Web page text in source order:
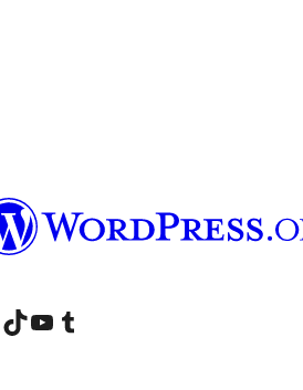
અમારા TikTok એકાઉન્ટની મુલાકાત લોઅમારી YouTube ચેનલની મુલાકાત લો અમારા Tumblr એકાઉન્ટની મુલાકાત લો